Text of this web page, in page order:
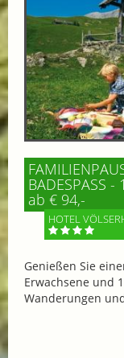
BADESPASS -
ab € 94,-
HOTEL
Genießen Sie
Erwachsene und
Wanderungen